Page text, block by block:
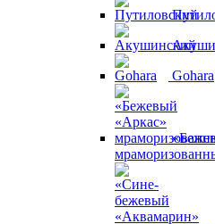
Gohara